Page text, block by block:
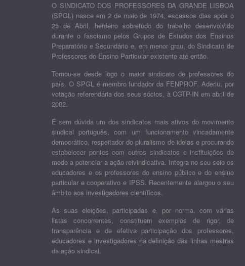
O SINDICATO DOS PROFESSORES DA GRANDE LISBOA
(SPGL) nasce em 2 de maio de 1974, escassos dias após o
25 de Abril, herdeiro sobretudo do trabalho desenvolvido
durante o fascismo pelos Grupos de Estudos dos Ensinos
Preparatório e Secundário e, em menor grau, do Sindicato de
Professores do Ensino Particular existente até então.
Tornou-se desde logo o maior sindicato de professores do
país. O SPGL é membro fundador da FENPROF. Aderiu, por
votação referendária dos seus sócios, à CGTP-IN em abril de
2002.
É sem dúvida um dos sindicatos mais ativos do movimento
sindical português, com um funcionamento vincadamente
democrático, respeitador do pluralismo de ideias e procurando
estabelecer pontes com outros sindicatos e instituições de
modo a potenciar a ação reivindicativa. Integra no seu seio os
educadores e os professores do ensino público e do ensino
particular e cooperativo e IPSS. Recentemente alargou o seu
âmbito aos investigadores científicos.
As suas eleições, participadas e, por norma, com várias
listas concorrentes, constituem exemplos de rigor, de
transparência e de efetiva participação dos professores,
educadores e investigadores na definição das linhas mestras
da ação sindical.